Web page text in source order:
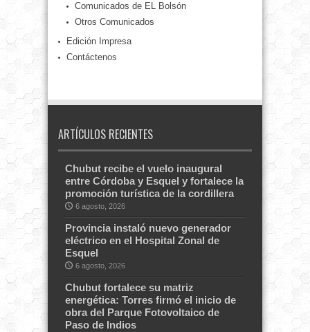
Comunicados de EL Bolsón
Otros Comunicados
Edición Impresa
Contáctenos
ARTÍCULOS RECIENTES
Chubut recibe el vuelo inaugural
entre Córdoba y Esquel y fortalece la
promoción turística de la cordillera
6 agosto, 2026
Provincia instaló nuevo generador
eléctrico en el Hospital Zonal de
Esquel
6 agosto, 2026
Chubut fortalece su matriz
energética: Torres firmó el inicio de
obra del Parque Fotovoltaico de
Paso de Indios